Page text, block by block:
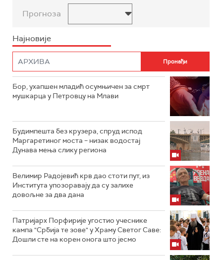
Прогноза
Најновије
Бор, ухапшен младић осумњичен за смрт
мушкарца у Петровцу на Млави
Будимпешта без крузера, спруд испод
Маргаретиног моста – низак водостај
Дунава мења слику региона
Велимир Радојевић крв дао стоти пут, из
Института упозоравају да су залихе
довољне за два дана
Патријарх Порфирије угостио учеснике
кампа "Србија те зове" у Храму Светог Саве:
Дошли сте на корен онога што јесмо